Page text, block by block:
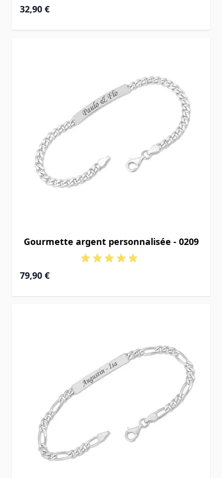
32,90 €
Gourmette argent personnalisée - 0209
À partir de
79,90 €